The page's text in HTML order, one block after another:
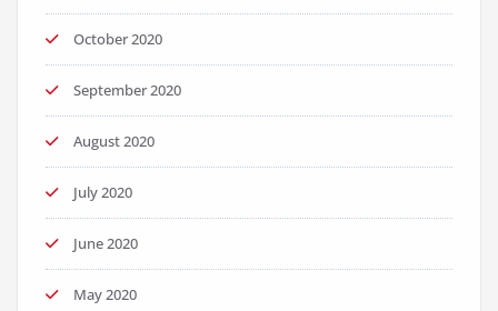
October 2020
September 2020
August 2020
July 2020
June 2020
May 2020